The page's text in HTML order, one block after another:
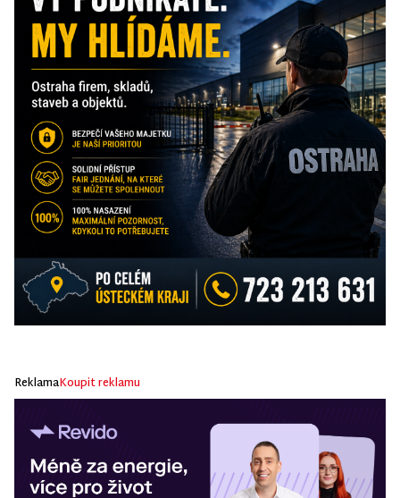
ReklamaKoupit reklamu